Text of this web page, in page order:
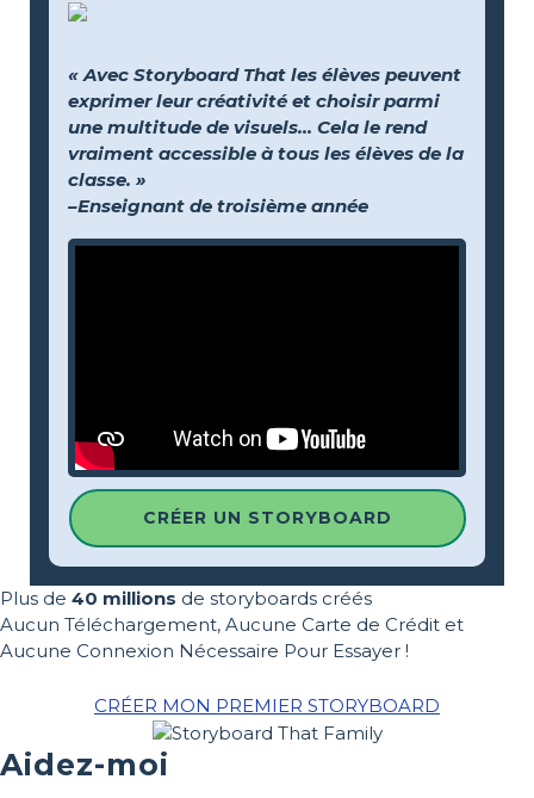
« Avec Storyboard That les élèves peuvent
exprimer leur créativité et choisir parmi
une multitude de visuels… Cela le rend
vraiment accessible à tous les élèves de la
classe. »
–Enseignant de troisième année
CRÉER UN STORYBOARD
Plus de 40 millions de storyboards créés
Aucun Téléchargement, Aucune Carte de Crédit et
Aucune Connexion Nécessaire Pour Essayer !
CRÉER MON PREMIER STORYBOARD
Aidez-moi